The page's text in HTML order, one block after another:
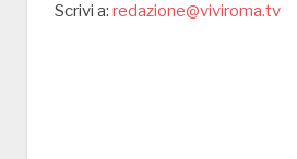
Scrivi a: redazione@viviroma.tv